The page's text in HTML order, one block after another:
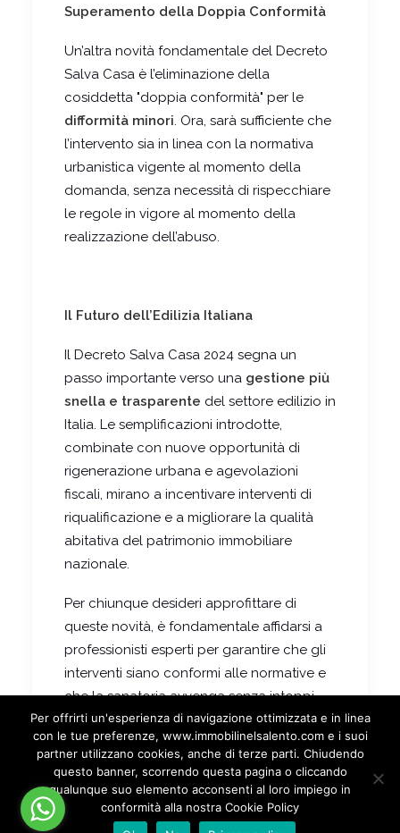
Superamento della Doppia Conformità
Un’altra novità fondamentale del Decreto
Salva Casa è l’eliminazione della
cosiddetta "doppia conformità" per le
difformità minori. Ora, sarà sufficiente che
l’intervento sia in linea con la normativa
urbanistica vigente al momento della
domanda, senza necessità di rispecchiare
le regole in vigore al momento della
realizzazione dell’abuso.
Il Futuro dell’Edilizia Italiana
Il Decreto Salva Casa 2024 segna un
passo importante verso una gestione più
snella e trasparente del settore edilizio in
Italia. Le semplificazioni introdotte,
combinate con nuove opportunità di
rigenerazione urbana e agevolazioni
fiscali, mirano a incentivare interventi di
riqualificazione e a migliorare la qualità
abitativa del patrimonio immobiliare
nazionale.
Per chiunque desideri approfittare di
queste novità, è fondamentale affidarsi a
professionisti esperti per garantire che gli
interventi siano conformi alle normative e
che la sanatoria avvenga senza intoppi.
by marianoimmobili
Per offrirti un'esperienza di navigazione ottimizzata e in linea
con le tue preferenze, www.immobilinelsalento.com e i suoi
partner utilizzano cookies, anche di terze parti. Chiudendo
questo banner, scorrendo questa pagina o cliccando
qualunque suo elemento acconsenti al loro impiego in
conformità alla nostra Cookie Policy